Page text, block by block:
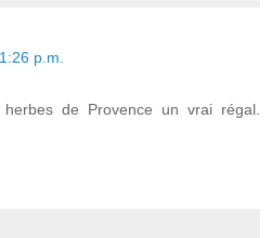
p.m.
de Provence un vrai régal.